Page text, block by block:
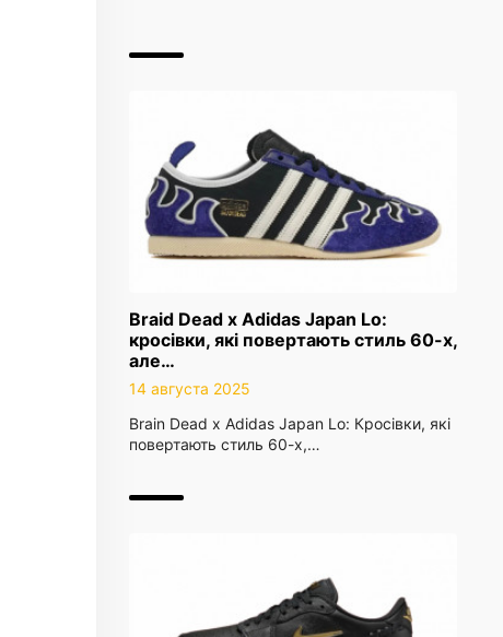
Braid Dead x Adidas Japan Lo:
кросівки, які повертають стиль 60-х,
але…
14 августа 2025
Brain Dead x Adidas Japan Lo: Кросівки, які
повертають стиль 60-х,…